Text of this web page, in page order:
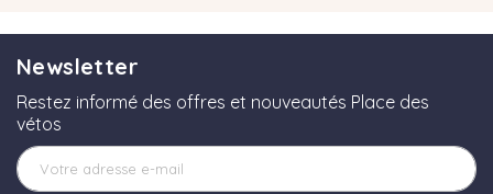
Newsletter
Restez informé des offres et nouveautés Place des
vétos